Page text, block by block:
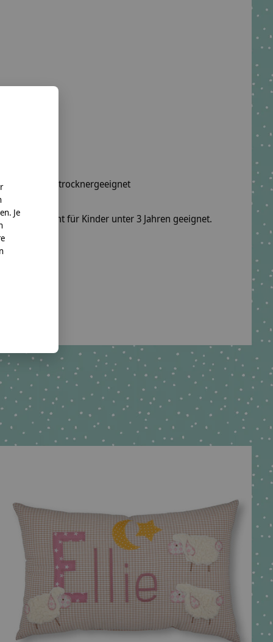
nicht trocknergeeignet
sind nicht für Kinder unter 3 Jahren geeignet.
KG
Je